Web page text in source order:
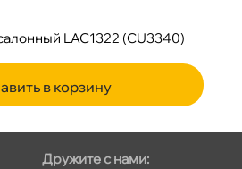
LAC1322 (CU3340)
в корзину
Дружите с нами: